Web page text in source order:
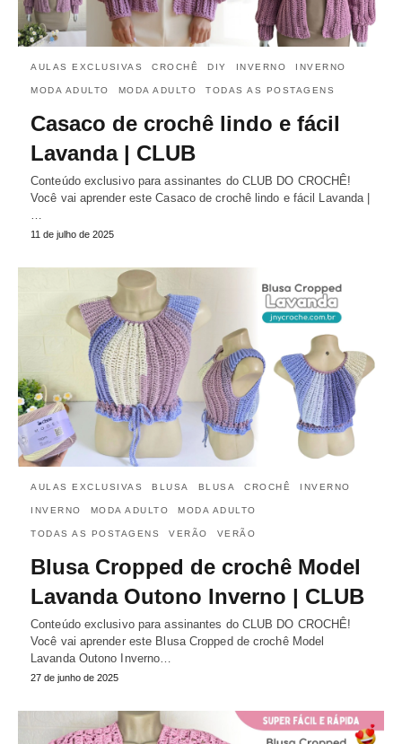
AULAS EXCLUSIVAS CROCHÊ DIY INVERNO INVERNO
MODA ADULTO MODA ADULTO TODAS AS POSTAGENS
Casaco de crochê lindo e fácil
Lavanda | CLUB
Conteúdo exclusivo para assinantes do CLUB DO CROCHÊ!
Você vai aprender este Casaco de crochê lindo e fácil Lavanda |
…
11 de julho de 2025
AULAS EXCLUSIVAS BLUSA BLUSA CROCHÊ INVERNO
INVERNO MODA ADULTO MODA ADULTO
TODAS AS POSTAGENS VERÃO VERÃO
Blusa Cropped de crochê Model
Lavanda Outono Inverno | CLUB
Conteúdo exclusivo para assinantes do CLUB DO CROCHÊ!
Você vai aprender este Blusa Cropped de crochê Model
Lavanda Outono Inverno…
27 de junho de 2025